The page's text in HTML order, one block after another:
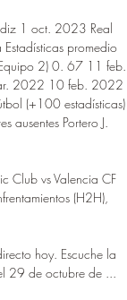
1 oct. 2023 Real
promedio
2) 0. 67 11 feb.
2022 10 feb. 2022
(+100 estadísticas)
ausentes Portero J.
Club vs Valencia CF
(H2H),
hoy. Escuche la
29 de octubre de ...